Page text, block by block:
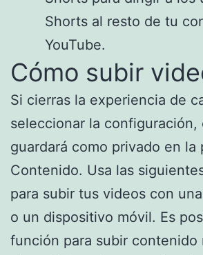
Shorts al resto de tu
YouTube.
Cómo subir
Si cierras la experiencia de
seleccionar la configuración,
guardará como privado en la
Contenido. Usa las
para subir tus videos con
o un dispositivo móvil. Es
función para subir contenido